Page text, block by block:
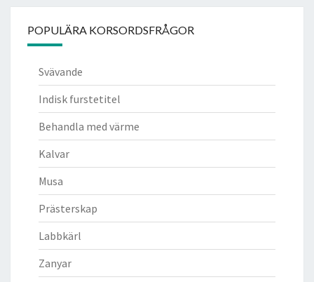
POPULÄRA KORSORDSFRÅGOR
Svävande
Indisk furstetitel
Behandla med värme
Kalvar
Musa
Prästerskap
Labbkärl
Zanyar